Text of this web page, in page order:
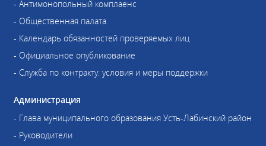
- Антимонопольный комплаенс
- Общественная палата
- Календарь обязанностей проверяемых лиц
- Официальное опубликование
- Служба по контракту: условия и меры поддержки
Администрация
- Глава муниципального образования Усть-Лабинский район
- Руководители